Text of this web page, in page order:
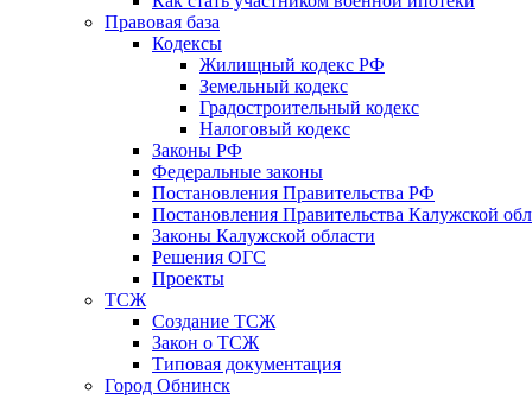
Правовая база
Кодексы
Жилищный кодекс РФ
Земельный кодекс
Градостроительный кодекс
Налоговый кодекс
Законы РФ
Федеральные законы
Постановления Правительства РФ
Постановления Правительства Калужской
Законы Калужской области
Решения ОГС
Проекты
ТСЖ
Создание ТСЖ
Закон о ТСЖ
Типовая документация
Город Обнинск